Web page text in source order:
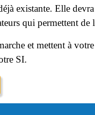
existante. Elle devra
qui permettent de
et mettent à
SI.